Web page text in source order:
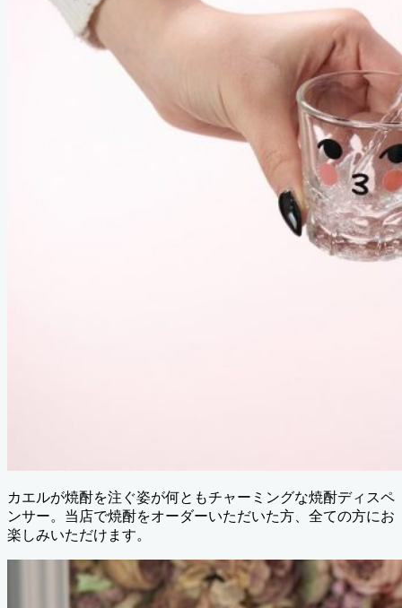
カエルが焼酎を注ぐ姿が何ともチャーミングな焼酎ディスペ
ンサー。当店で焼酎をオーダーいただいた方、全ての方にお
楽しみいただけます。